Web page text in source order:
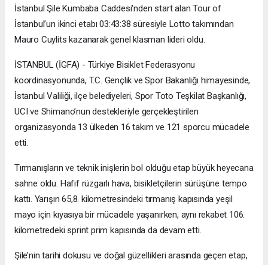
İstanbul Şile Kumbaba Caddesi'nden start alan Tour of
İstanbul’un ikinci etabı 03:43:38 süresiyle Lotto takımından
Mauro Cuylits kazanarak genel klasman lideri oldu.
İSTANBUL (İGFA) - Türkiye Bisiklet Federasyonu
koordinasyonunda, T.C. Gençlik ve Spor Bakanlığı himayesinde,
İstanbul Valiliği, ilçe belediyeleri, Spor Toto Teşkilat Başkanlığı,
UCI ve Shimano’nun destekleriyle gerçekleştirilen
organizasyonda 13 ülkeden 16 takım ve 121 sporcu mücadele
etti.
Tırmanışların ve teknik inişlerin bol olduğu etap büyük heyecana
sahne oldu. Hafif rüzgarlı hava, bisikletçilerin sürüşüne tempo
kattı. Yarışın 65,8. kilometresindeki tırmanış kapısında yeşil
mayo için kıyasıya bir mücadele yaşanırken, aynı rekabet 106.
kilometredeki sprint prim kapısında da devam etti.
Şile’nin tarihi dokusu ve doğal güzellikleri arasında geçen etap,